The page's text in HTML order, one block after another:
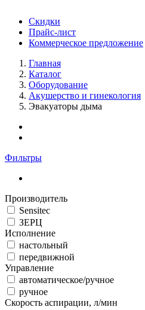
Скидки
Прайс-лист
Коммерческое предложение
Главная
Каталог
Оборудование
Акушерство и гинекология
Эвакуаторы дыма
Фильтры
Производитель
Sensitec
ЗЕРЦ
Исполнение
настольный
передвижной
Управление
автоматическое/ручное
ручное
Скорость аспирации, л/мин